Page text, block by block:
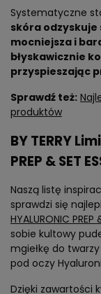
Systematyczne
skóra
mocniejsza i
błyskawicznie
przyspieszając
Sprawdź też:
produktów
BY TERRY
PREP & SET
Naszą listę
sprawdzi się
HYALURONIC PREP
sobie kultowy
mgiełkę do
pod oczy
Dzięki zawartości